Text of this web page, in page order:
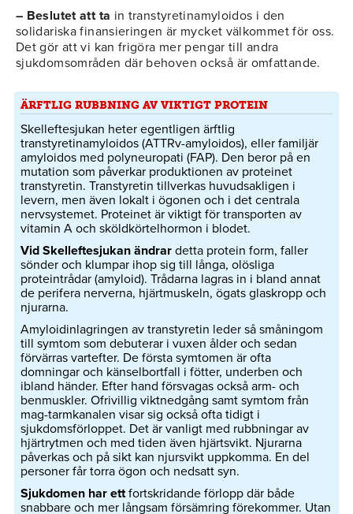
– Beslutet att ta in transtyretinamyloidos i den
solidariska finansieringen är mycket välkommet för oss.
Det gör att vi kan frigöra mer pengar till andra
sjukdomsområden där behoven också är omfattande.
ÄRFTLIG RUBBNING AV VIKTIGT PROTEIN
Skelleftesjukan heter egentligen ärftlig
transtyretinamyloidos (ATTRv-amyloidos), eller familjär
amyloidos med polyneuropati (FAP). Den beror på en
mutation som påverkar produktionen av proteinet
transtyretin. Transtyretin tillverkas huvudsakligen i
levern, men även lokalt i ögonen och i det centrala
nervsystemet. Proteinet är viktigt för transporten av
vitamin A och sköldkörtelhormon i blodet.
Vid Skelleftesjukan ändrar detta protein form, faller
sönder och klumpar ihop sig till långa, olösliga
proteintrådar (amyloid). Trådarna lagras in i bland annat
de perifera nerverna, hjärtmuskeln, ögats glaskropp och
njurarna.
Amyloidinlagringen av transtyretin leder så småningom
till symtom som debuterar i vuxen ålder och sedan
förvärras vartefter. De första symtomen är ofta
domningar och känselbortfall i fötter, underben och
ibland händer. Efter hand försvagas också arm- och
benmuskler. Ofrivillig viktnedgång samt symtom från
mag-tarmkanalen visar sig också ofta tidigt i
sjukdomsförloppet. Det är vanligt med rubbningar av
hjärtrytmen och med tiden även hjärtsvikt. Njurarna
påverkas och på sikt kan njursvikt uppkomma. En del
personer får torra ögon och nedsatt syn.
Sjukdomen har ettfortskridande förlopp där både
snabbare och mer långsam försämring förekommer. Utan